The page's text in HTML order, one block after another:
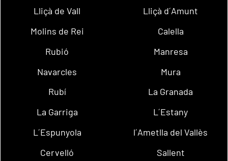
Lliçà de Vall
Lliçà d´Amunt
Molins de Rei
Calella
Rubió
Manresa
Navarcles
Mura
Rubí
La Granada
La Garriga
L´Estany
L´Espunyola
l´Ametlla del Vallès
Cervelló
Sallent